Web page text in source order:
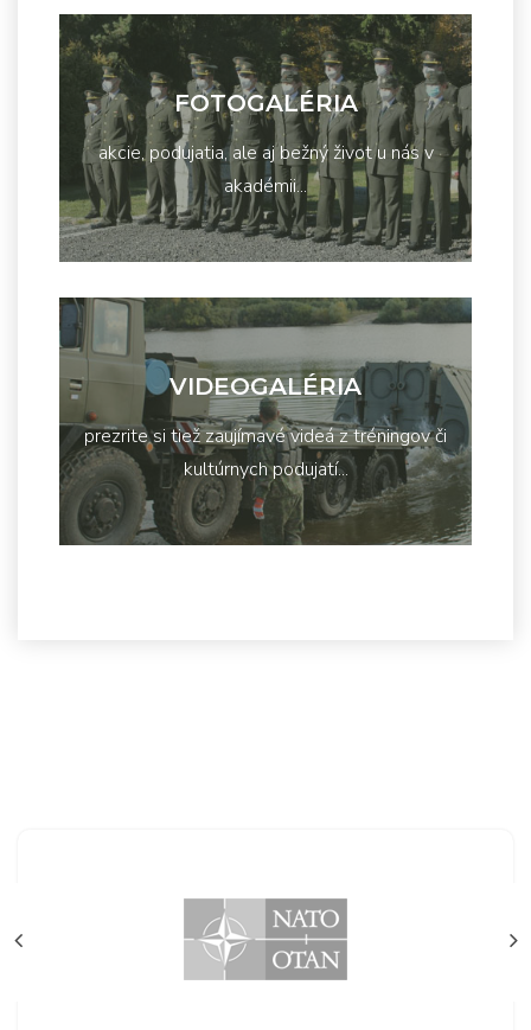
FOTOGALÉRIA
akcie, podujatia, ale aj bežný život u nás v
akadémii...
VIDEOGALÉRIA
prezrite si tiež zaujímavé videá z tréningov či
kultúrnych podujatí...